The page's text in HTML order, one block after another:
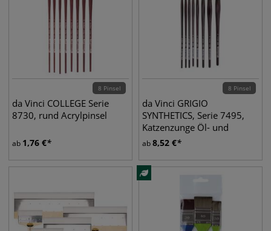
8 Pinsel
da Vinci COLLEGE Serie
8730, rund Acrylpinsel
ab 1,76 €
8 Pinsel
da Vinci GRIGIO
SYNTHETICS, Serie 7495,
Katzenzunge Öl- und
Acrylpinsel
ab8,52 €